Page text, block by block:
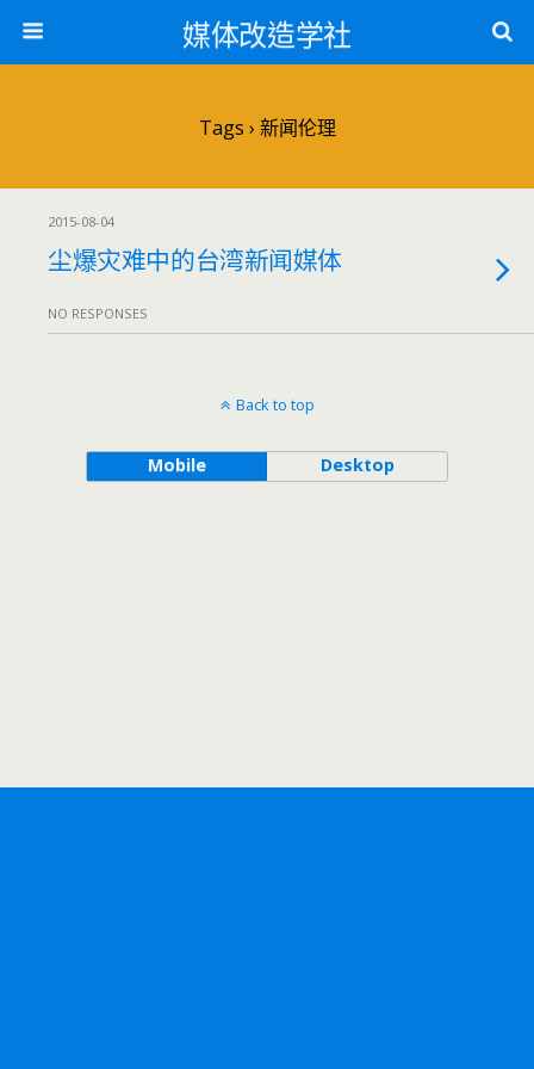
媒体改造学社
Tags › 新闻伦理
2015-08-04
尘爆灾难中的台湾新闻媒体
NO RESPONSES
Back to top
Mobile Desktop